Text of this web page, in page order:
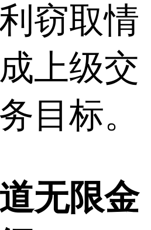
窃取情
上级交
目标。
无限金